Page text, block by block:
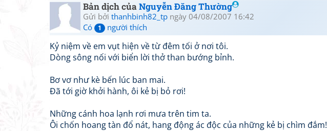
Bản dịch củaNguyễn Đăng Thường
Gửi bởi thanhbinh82_tp ngày 04/08/2007 16:42
Có
1 người thích
Kỷ niệm về em vụt hiện về từ đêm tối ở nơi tôi.
Dòng sông nối với biển lời thở than bướng bỉnh.
Bơ vơ như kè bến lúc ban mai.
Đã tới giờ khởi hành, ôi kẻ bị bỏ rơi!
Những cánh hoa lạnh rơi mưa trên tim ta.
Ôi chốn hoang tàn đổ nát, hang động ác độc của những kẻ bị chìm đắm!